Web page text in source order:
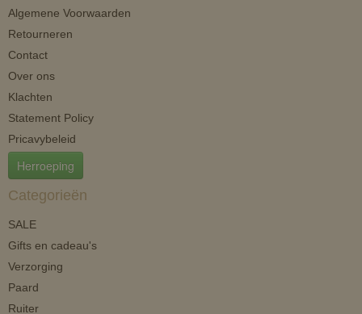
Algemene Voorwaarden
Retourneren
Contact
Over ons
Klachten
Statement Policy
Pricavybeleid
Herroeping
Categorieën
SALE
Gifts en cadeau's
Verzorging
Paard
Ruiter